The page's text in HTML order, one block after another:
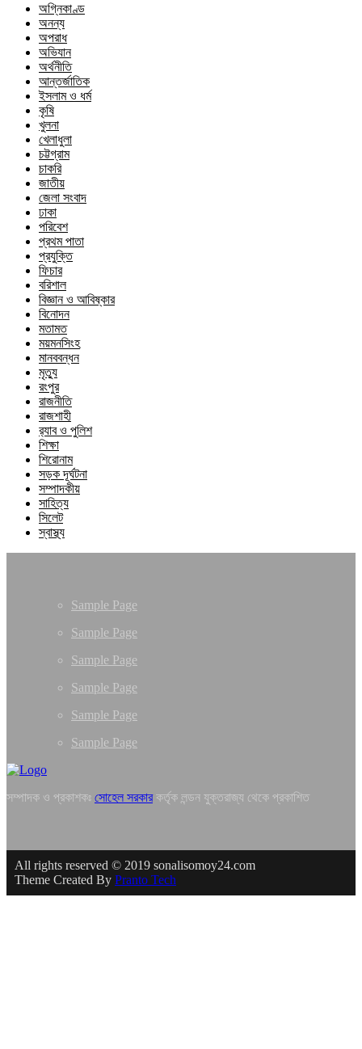
অগ্নিকাণ্ড
অনন্য
অপরাধ
অভিযান
অর্থনীতি
আন্তর্জাতিক
ইসলাম ও ধর্ম
কৃষি
খুলনা
খেলাধুলা
চট্টগ্রাম
চাকরি
জাতীয়
জেলা সংবাদ
ঢাকা
পরিবেশ
প্রথম পাতা
প্রযুক্তি
ফিচার
বরিশাল
বিজ্ঞান ও আবিষ্কার
বিনোদন
মতামত
ময়মনসিংহ
মানববন্ধন
মৃত্যু
রংপুর
রাজনীতি
রাজশাহী
র‍্যাব ও পুলিশ
শিক্ষা
শিরোনাম
সড়ক দূর্ঘটনা
সম্পাদকীয়
সাহিত্য
সিলেট
স্বাস্থ্য
Sample Page
Sample Page
Sample Page
Sample Page
Sample Page
Sample Page
সম্পাদক ও প্রকাশকঃ সোহেল সরকারকর্তৃক লন্ডন যুক্তরাজ্য থেকে প্রকাশিত
All rights reserved © 2019 sonalisomoy24.com
Theme Created By Pranto Tech